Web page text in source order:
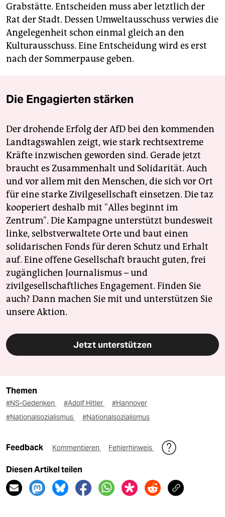
Grabstätte. Entscheiden muss aber letztlich der
Rat der Stadt. Dessen Umweltausschuss verwies die
Angelegenheit schon einmal gleich an den
Kulturausschuss. Eine Entscheidung wird es erst
nach der Sommerpause geben.
Die Engagierten stärken
Der drohende Erfolg der AfD bei den kommenden
Landtagswahlen zeigt, wie stark rechtsextreme
Kräfte inzwischen geworden sind. Gerade jetzt
braucht es Zusammenhalt und Solidarität. Auch
und vor allem mit den Menschen, die sich vor Ort
für eine starke Zivilgesellschaft einsetzen. Die taz
kooperiert deshalb mit "Alles beginnt im
Zentrum". Die Kampagne unterstützt bundesweit
linke, selbstverwaltete Orte und baut einen
solidarischen Fonds für deren Schutz und Erhalt
auf. Eine offene Gesellschaft braucht guten, frei
zugänglichen Journalismus – und
zivilgesellschaftliches Engagement. Finden Sie
auch? Dann machen Sie mit und unterstützen Sie
unsere Aktion.
Jetzt unterstützen
Themen
#NS-Gedenken #Adolf Hitler
#Hannover
#Nationalsozialismus
#Nationalsozialismus
Feedback Kommentieren Fehlerhinweis
Diesen Artikel teilen